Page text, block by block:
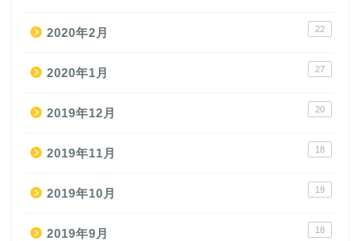
2020年2月 22
2020年1月 27
2019年12月 20
2019年11月 18
2019年10月 19
2019年9月 18